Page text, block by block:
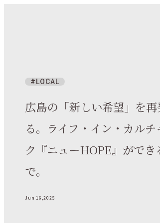
LOCAL
広島の「新しい希望」を
る。ライフ・イン・カルチ
ク『ニューHOPE』ができ
で。
Jun 16,2025